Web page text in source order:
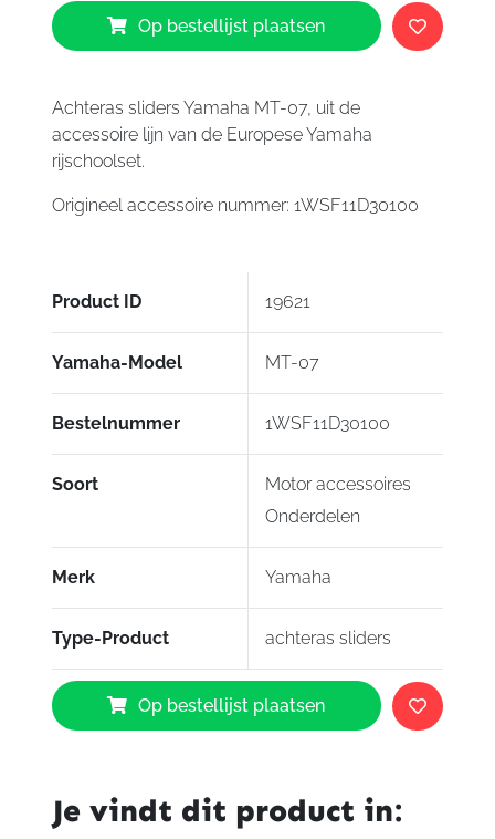
Op bestellijst plaatsen
Achteras sliders Yamaha MT-07, uit de
accessoire lijn van de Europese Yamaha
rijschoolset.
Origineel accessoire nummer: 1WSF11D30100
Product ID 19621
Yamaha-Model MT-07
Bestelnummer 1WSF11D30100
Soort
Motor accessoires
Onderdelen
Merk Yamaha
Type-Product achteras sliders
Yamaha
achteras
sliders
aantal
Op bestellijst plaatsen
Je vindt dit product in: